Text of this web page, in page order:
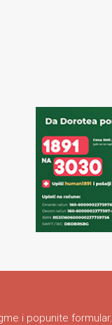
i popunite formular.